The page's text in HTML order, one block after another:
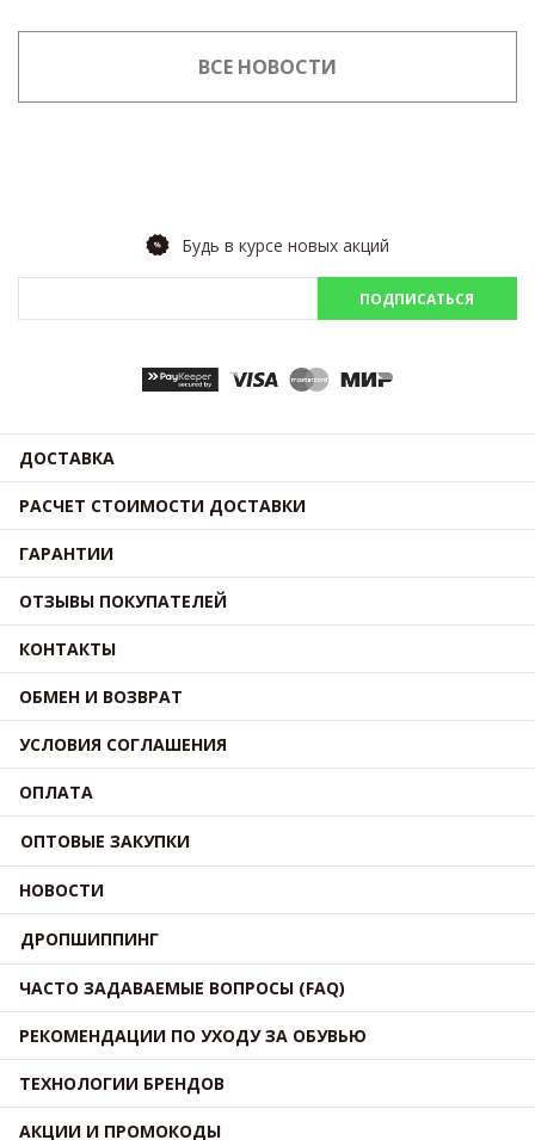
ВСЕ НОВОСТИ
Будь в курсе новых акций
ПОДПИСАТЬСЯ
ДОСТАВКА
РАСЧЕТ СТОИМОСТИ ДОСТАВКИ
ГАРАНТИИ
ОТЗЫВЫ ПОКУПАТЕЛЕЙ
КОНТАКТЫ
ОБМЕН И ВОЗВРАТ
УСЛОВИЯ СОГЛАШЕНИЯ
ОПЛАТА
ОПТОВЫЕ ЗАКУПКИ
НОВОСТИ
ДРОПШИППИНГ
ЧАСТО ЗАДАВАЕМЫЕ ВОПРОСЫ (FAQ)
РЕКОМЕНДАЦИИ ПО УХОДУ ЗА ОБУВЬЮ
ТЕХНОЛОГИИ БРЕНДОВ
АКЦИИ И ПРОМОКОДЫ